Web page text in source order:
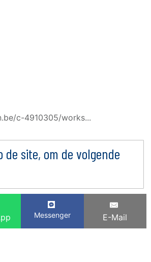
c-4910305/works...
de site, om de volgende
Messenger E-Mail